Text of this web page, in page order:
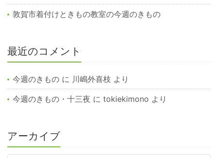
敦賀市着付けときもの教室の今週のきもの
最近のコメント
今週のきもの に 川嶋外喜枝 より
今週のきもの・十三夜 にtokiekimono より
アーカイブ